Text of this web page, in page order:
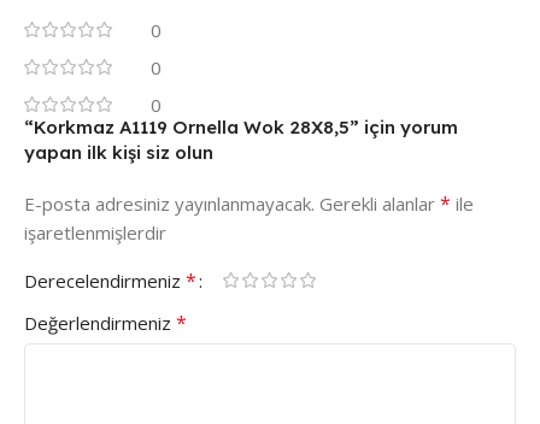
0
0
0
“Korkmaz A1119 Ornella Wok 28X8,5” için yorum
yapan ilk kişi siz olun
E-posta adresiniz yayınlanmayacak. Gerekli alanlar * ile
işaretlenmişlerdir
Derecelendirmeniz *
Değerlendirmeniz *